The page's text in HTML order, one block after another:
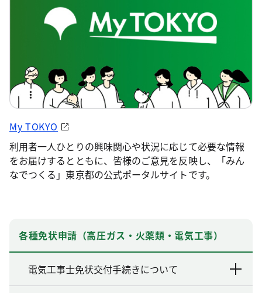
My TOKYO
利用者一人ひとりの興味関心や状況に応じて必要な情報
をお届けするとともに、皆様のご意見を反映し、「みん
なでつくる」東京都の公式ポータルサイトです。
各種免状申請（高圧ガス・火薬類・電気工事）
電気工事士免状交付手続きについて